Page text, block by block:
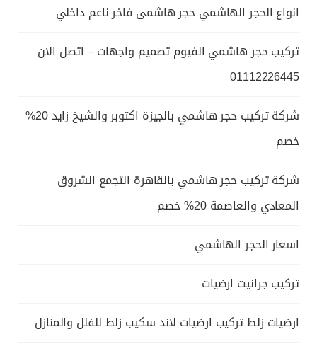
انواع الحجر الهاشمي حجر هاشمى فاخر ناعم داخلي
تركيب حجر هاشمي الفيوم تصميم واجهات – اتصل الان
01112226445
شركة تركيب حجر هاشمي بالجيزة اكتوبر والشيخ زايد 20%
خصم
شركة تركيب حجر هاشمي بالقاهرة التجمع الشروق
المعادي والعاصمة 20% خصم
اسعار الحجر الهاشمي
تركيب جرانيت ارضيات
ارضيات زلط تركيب ارضيات لاند سكيب زلط للفلل والمنازل